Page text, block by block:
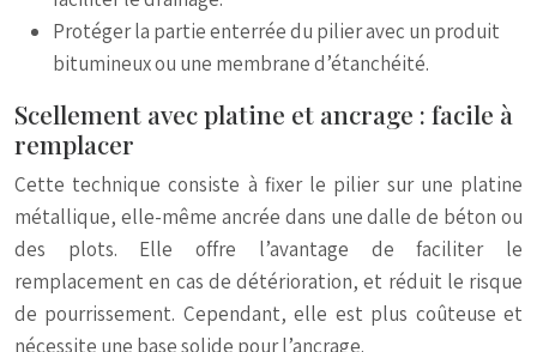
Protéger la partie enterrée du pilier avec un produit
bitumineux ou une membrane d’étanchéité.
Scellement avec platine et ancrage : facile à
remplacer
Cette technique consiste à fixer le pilier sur une platine
métallique, elle-même ancrée dans une dalle de béton ou
des plots. Elle offre l’avantage de faciliter le
remplacement en cas de détérioration, et réduit le risque
de pourrissement. Cependant, elle est plus coûteuse et
nécessite une base solide pour l’ancrage.